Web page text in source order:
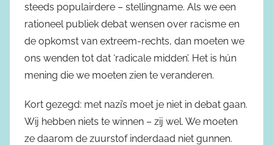
steeds populairdere – stellingname. Als we een
rationeel publiek debat wensen over racisme en
de opkomst van extreem-rechts, dan moeten we
ons wenden tot dat ‘radicale midden’. Het is hún
mening die we moeten zien te veranderen.
Kort gezegd: met nazi’s moet je niet in debat gaan.
Wij hebben niets te winnen – zij wel. We moeten
ze daarom de zuurstof inderdaad niet gunnen.